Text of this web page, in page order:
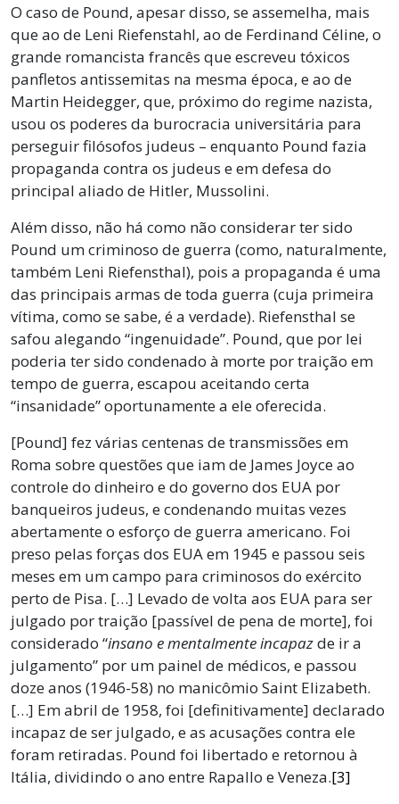
O caso de Pound, apesar disso, se assemelha, mais
que ao de Leni Riefenstahl, ao de Ferdinand Céline, o
grande romancista francês que escreveu tóxicos
panfletos antissemitas na mesma época, e ao de
Martin Heidegger, que, próximo do regime nazista,
usou os poderes da burocracia universitária para
perseguir filósofos judeus – enquanto Pound fazia
propaganda contra os judeus e em defesa do
principal aliado de Hitler, Mussolini.
Além disso, não há como não considerar ter sido
Pound um criminoso de guerra (como, naturalmente,
também Leni Riefensthal), pois a propaganda é uma
das principais armas de toda guerra (cuja primeira
vítima, como se sabe, é a verdade). Riefensthal se
safou alegando “ingenuidade”. Pound, que por lei
poderia ter sido condenado à morte por traição em
tempo de guerra, escapou aceitando certa
“insanidade” oportunamente a ele oferecida.
[Pound] fez várias centenas de transmissões em
Roma sobre questões que iam de James Joyce ao
controle do dinheiro e do governo dos EUA por
banqueiros judeus, e condenando muitas vezes
abertamente o esforço de guerra americano. Foi
preso pelas forças dos EUA em 1945 e passou seis
meses em um campo para criminosos do exército
perto de Pisa. […] Levado de volta aos EUA para ser
julgado por traição [passível de pena de morte], foi
considerado “insano e mentalmente incapazde ir a
julgamento” por um painel de médicos, e passou
doze anos (1946-58) no manicômio Saint Elizabeth.
[…] Em abril de 1958, foi [definitivamente] declarado
incapaz de ser julgado, e as acusações contra ele
foram retiradas. Pound foi libertado e retornou à
Itália, dividindo o ano entre Rapallo e Veneza.[3]